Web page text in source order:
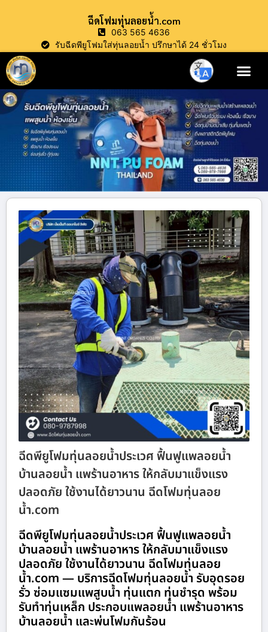
ฉีดโฟมทุ่นลอยน้ำ.com
063 565 4636
รับฉีดพียูโฟมใส่ทุ่นลอยน้ำ ปรึกษาได้ 24 ชั่วโมง
ฉีดพียูโฟมทุ่นลอยน้ำประเวศ ฟื้นฟูแพลอยน้ำ
บ้านลอยน้ำ แพร้านอาหาร ให้กลับมาแข็งแรง
ปลอดภัย ใช้งานได้ยาวนาน ฉีดโฟมทุ่นลอย
น้ำ.com
ฉีดพียูโฟมทุ่นลอยน้ำประเวศ ฟื้นฟูแพลอยน้ำ
บ้านลอยน้ำ แพร้านอาหาร ให้กลับมาแข็งแรง
ปลอดภัย ใช้งานได้ยาวนาน ฉีดโฟมทุ่นลอย
น้ำ.com — บริการฉีดโฟมทุ่นลอยน้ำ รับอุดรอย
รั่ว ซ่อมแซมแพสูบน้ำ ทุ่นแตก ทุ่นชำรุด พร้อม
รับทำทุ่นเหล็ก ประกอบแพลอยน้ำ แพร้านอาหาร
บ้านลอยน้ำ และพ่นโฟมกันร้อน